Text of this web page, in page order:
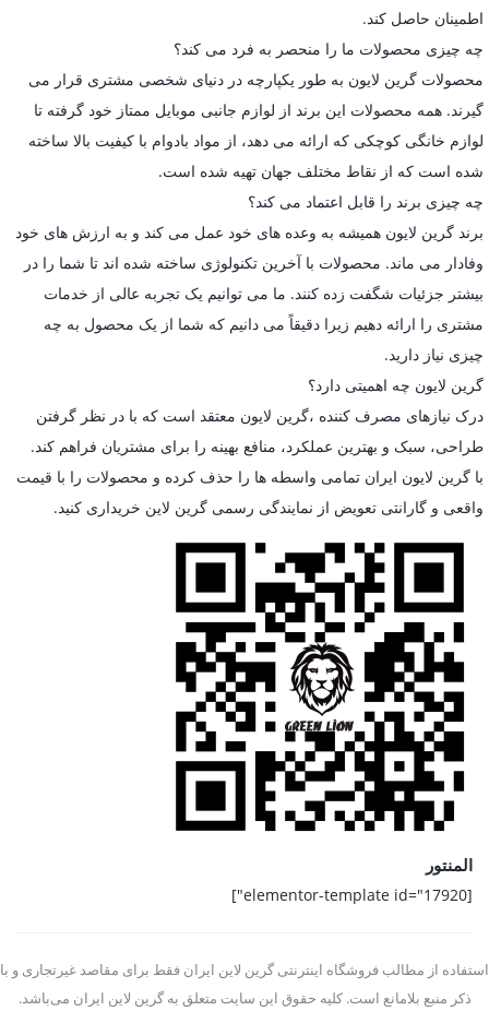
اطمینان حاصل کند.
چه چیزی محصولات ما را منحصر به فرد می کند؟
محصولات گرین لایون به طور یکپارچه در دنیای شخصی مشتری قرار می
گیرند. همه محصولات این برند از لوازم جانبی موبایل ممتاز خود گرفته تا
لوازم خانگی کوچکی که ارائه می دهد، از مواد بادوام با کیفیت بالا ساخته
شده است که از نقاط مختلف جهان تهیه شده است.
چه چیزی برند را قابل اعتماد می کند؟
برند گرین لایون همیشه به وعده های خود عمل می کند و به ارزش های خود
وفادار می ماند. محصولات با آخرین تکنولوژی ساخته شده اند تا شما را در
بیشتر جزئیات شگفت زده کنند. ما می توانیم یک تجربه عالی از خدمات
مشتری را ارائه دهیم زیرا دقیقاً می دانیم که شما از یک محصول به چه
چیزی نیاز دارید.
گرین لایون چه اهمیتی دارد؟
درک نیازهای مصرف کننده ،گرین لایون معتقد است که با در نظر گرفتن
طراحی، سبک و بهترین عملکرد، منافع بهینه را برای مشتریان فراهم کند.
با گرین لایون ایران تمامی واسطه ها را حذف کرده و محصولات را با قیمت
واقعی و گارانتی تعویض از نمایندگی رسمی گرین لاین خریداری کنید.
المنتور
[elementor-template id="17920"]
استفاده از مطالب فروشگاه اینترنتی گرین لاین ایران فقط برای مقاصد غیرتجاری و با
ذکر منبع بلامانع است. کلیه حقوق این سایت متعلق به گرین لاین ایران می‌باشد.